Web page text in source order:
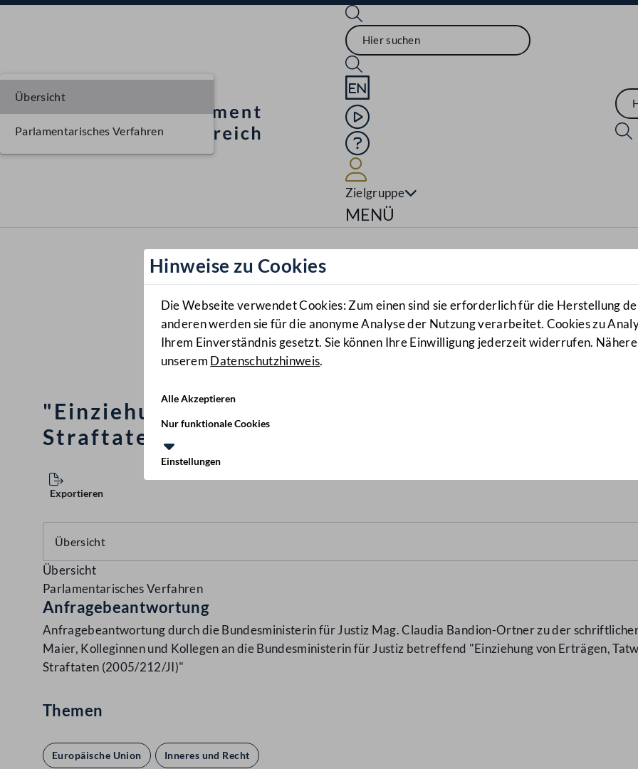
Sprache English
Mediathek
Hilfe
Zielgruppe
Navigationsmenü öffnen
MENÜ
Hinweise zu Cookies
Die Webseite verwendet Cookies: Zum einen sind sie erforderlich für die Herstellung
anderen werden sie für die anonyme Analyse der Nutzung verarbeitet. Cookies zu
Ihrem Einverständnis gesetzt. Sie können Ihre Einwilligung jederzeit widerrufen.
unserem Datenschutzhinweis.
Alle Akzeptieren
Nur funktionale Cookies
Einstellungen
"Einziehung von Erträgen, Tatwerkzeugen und
Straftaten (2005/212/JI)"
Exportieren
Übersicht
Parlamentarisches Verfahren
Übersicht
Parlamentarisches Verfahren
Anfragebeantwortung
Anfragebeantwortung durch die Bundesministerin für Justiz Mag. Claudia Bandion-Ortner zu der
Maier, Kolleginnen und Kollegen an die Bundesministerin für Justiz betreffend "Einziehung von Erträgen,
Straftaten (2005/212/JI)"
Themen
Europäische Union Inneres und Recht